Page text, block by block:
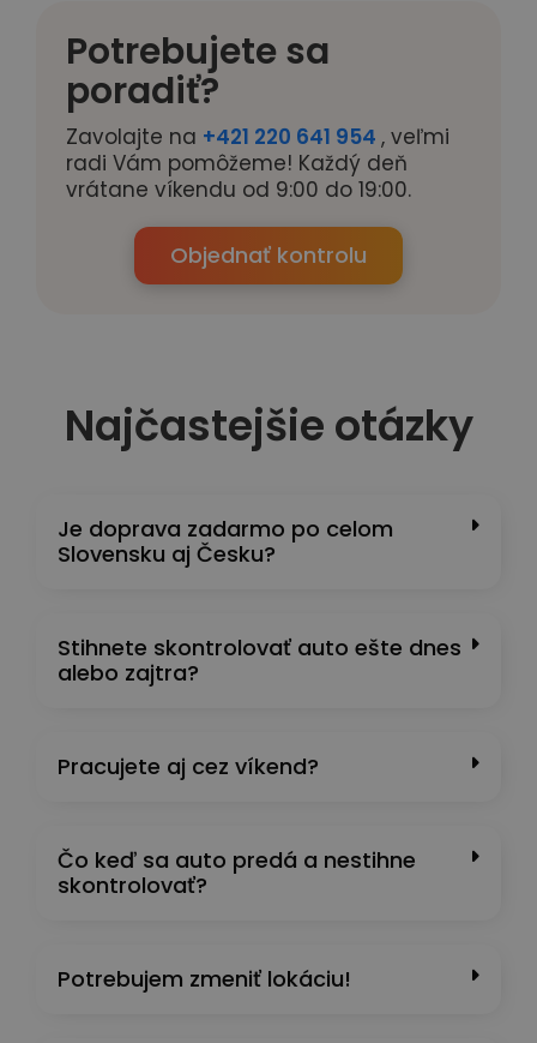
Potrebujete sa
poradiť?
Zavolajte na +421 220 641 954 , veľmi
radi Vám pomôžeme! Každý deň
vrátane víkendu od 9:00 do 19:00.
Objednať kontrolu
Najčastejšie otázky
Je doprava zadarmo po celom
Slovensku aj Česku?
Stihnete skontrolovať auto ešte dnes
alebo zajtra?
Pracujete aj cez víkend?
Čo keď sa auto predá a nestihne
skontrolovať?
Potrebujem zmeniť lokáciu!